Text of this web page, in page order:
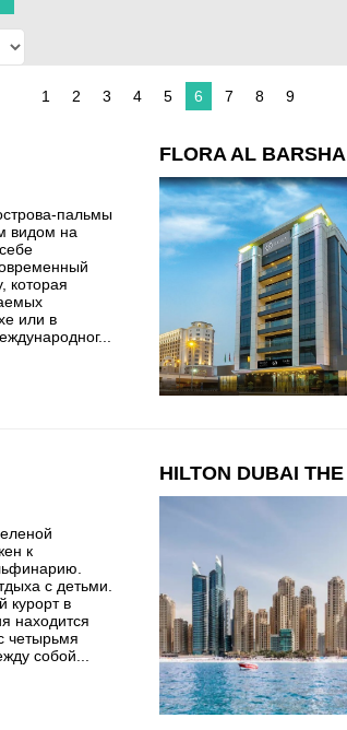
1 2 3 4 5 6 7 8 9
пальмы
видом на
которая
или в
FLORA AL
к
с детьми.
курорт в
находится
четырьмя
собой...
HILTON DUBAI